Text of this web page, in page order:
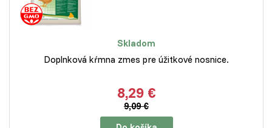
Skladom
Doplnková kŕmna zmes pre úžitkové nosnice.
8,29 €
9,09 €